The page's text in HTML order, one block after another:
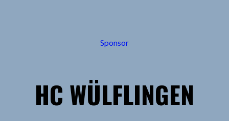
Sponsor
HC WÜLFLINGEN